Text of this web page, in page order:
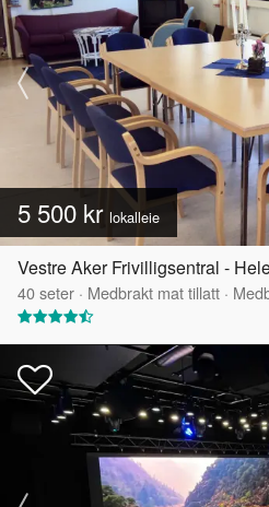
5 500 kr lokalleie
Vestre Aker Frivilligsentral -
40seter · Medbrakt mat tillatt ·